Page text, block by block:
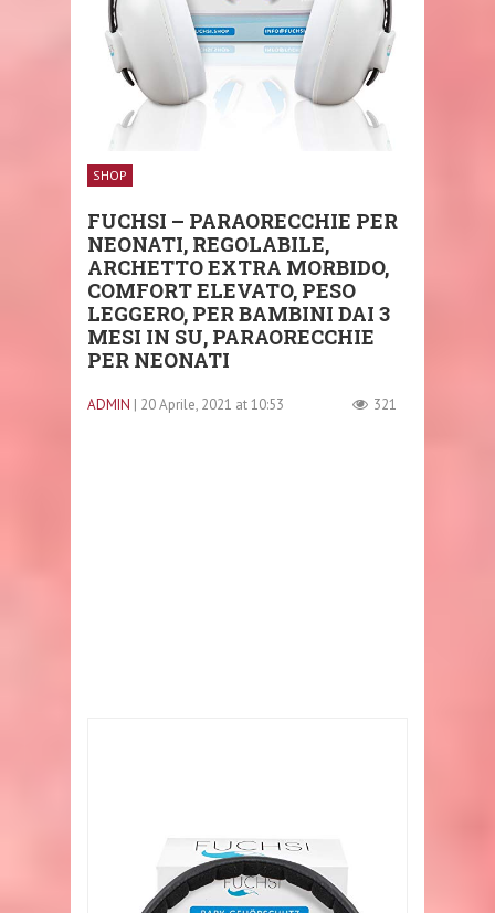
SHOP
FUCHSI – PARAORECCHIE PER
NEONATI, REGOLABILE,
ARCHETTO EXTRA MORBIDO,
COMFORT ELEVATO, PESO
LEGGERO, PER BAMBINI DAI 3
MESI IN SU, PARAORECCHIE
PER NEONATI
ADMIN | 20 Aprile, 2021 at 10:53 321